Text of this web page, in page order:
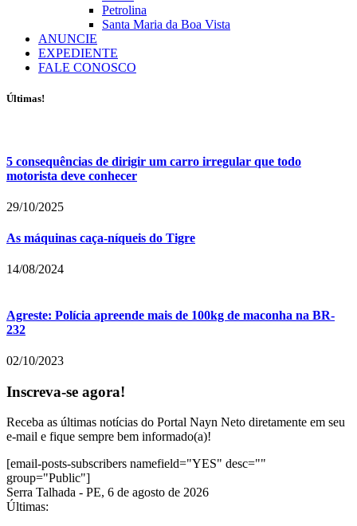
Petrolina
Santa Maria da Boa Vista
ANUNCIE
EXPEDIENTE
FALE CONOSCO
Últimas!
5 consequências de dirigir um carro irregular que todo
motorista deve conhecer
29/10/2025
As máquinas caça-níqueis do Tigre
14/08/2024
Agreste: Polícia apreende mais de 100kg de maconha na BR-
232
02/10/2023
Inscreva-se agora!
Receba as últimas notícias do Portal Nayn Neto diretamente em seu
e-mail e fique sempre bem informado(a)!
[email-posts-subscribers namefield="YES" desc=""
group="Public"]
Serra Talhada - PE, 6 de agosto de 2026
Últimas: